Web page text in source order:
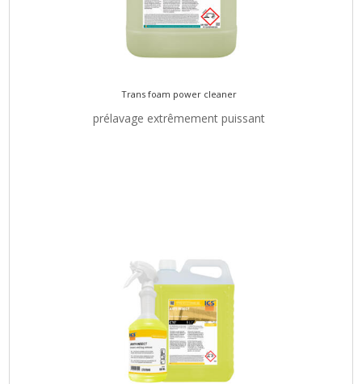
Trans foam power cleaner
prélavage extrêmement puissant